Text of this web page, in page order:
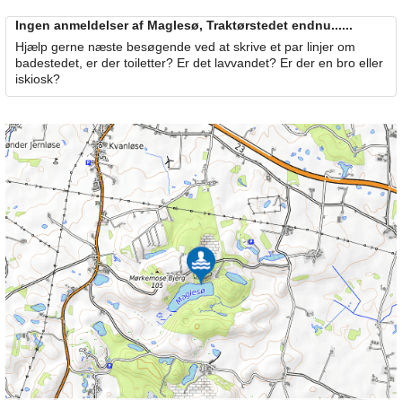
Ingen anmeldelser af Maglesø, Traktørstedet endnu......
Hjælp gerne næste besøgende ved at skrive et par linjer om
badestedet, er der toiletter? Er det lavvandet? Er der en bro eller
iskiosk?